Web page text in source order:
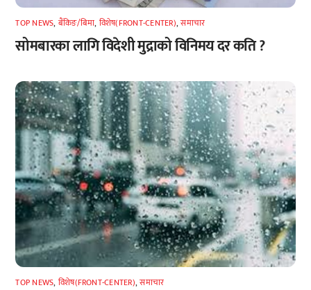
TOP NEWS, बैंकिङ/बिमा, विशेष(FRONT-CENTER),समाचार
सोमबारका लागि विदेशी मुद्राको विनिमय दर कति ?
TOP NEWS, विशेष(FRONT-CENTER),समाचार